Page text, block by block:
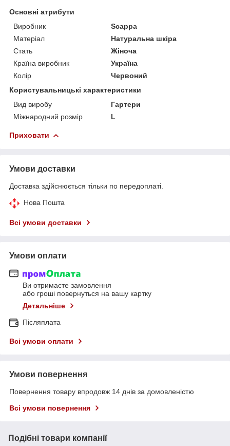
Основні атрибути
Виробник
Scappa
Матеріал
Натуральна шкіра
Стать
Жіноча
Країна виробник
Україна
Колір
Червоний
Користувальницькі характеристики
Вид виробу
Гартери
Міжнародний розмір
L
Приховати
Умови доставки
Доставка здійснюється тільки по передоплаті.
Нова Пошта
Всі умови доставки
Умови оплати
Ви отримаєте замовлення
або гроші повернуться на вашу картку
Детальніше
Післяплата
Всі умови оплати
Умови повернення
Повернення товару впродовж 14 днів за домовленістю
Всі умови повернення
Подібні товари компанії